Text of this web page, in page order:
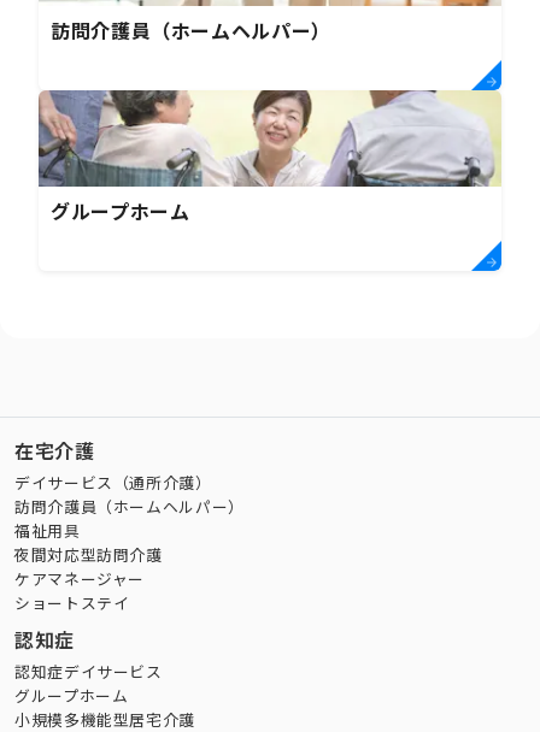
訪問介護員（ホームヘルパー）
グループホーム
在宅介護
デイサービス（通所介護）
訪問介護員（ホームヘルパー）
福祉用具
夜間対応型訪問介護
ケアマネージャー
ショートステイ
認知症
認知症デイサービス
グループホーム
小規模多機能型居宅介護